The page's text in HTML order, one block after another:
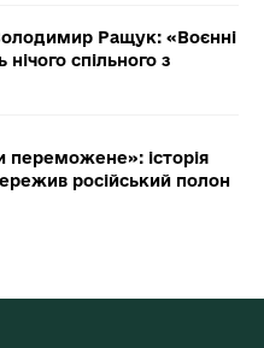
Ращук: «Воєнні
спільного з
переможене»: історія
російський полон